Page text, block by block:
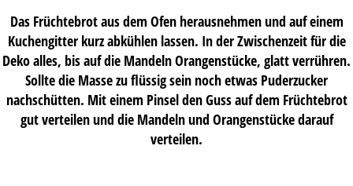
Das Früchtebrot aus dem Ofen herausnehmen und auf einem
Kuchengitter kurz abkühlen lassen. In der Zwischenzeit für die
Deko alles, bis auf die Mandeln Orangenstücke, glatt verrühren.
Sollte die Masse zu flüssig sein noch etwas Puderzucker
nachschütten. Mit einem Pinsel den Guss auf dem Früchtebrot
gut verteilen und die Mandeln und Orangenstücke darauf
verteilen.